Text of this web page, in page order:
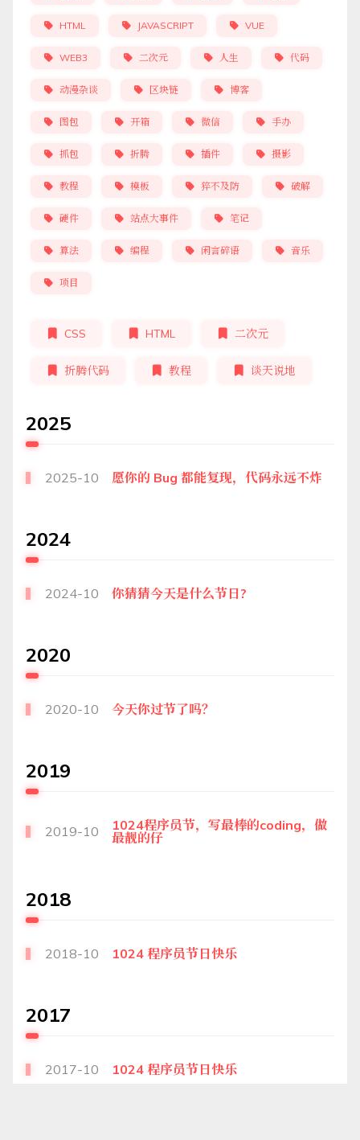
HTML JAVASCRIPT VUE
WEB3 二次元 人生 代码
动漫杂谈 区块链 博客
图包 开箱 微信 手办
抓包 折腾 插件 摄影
教程 模板 猝不及防 破解
硬件 站点大事件 笔记
算法 编程 闲言碎语 音乐
项目
CSS HTML 二次元
折腾代码 教程 谈天说地
2025
2025-10 愿你的 Bug 都能复现，代码永远不炸
2024
2024-10 你猜猜今天是什么节日?
2020
2020-10 今天你过节了吗？
2019
2019-10
1024程序员节，写最棒的coding，做
最靓的仔
2018
2018-10 1024 程序员节日快乐
2017
2017-10 1024 程序员节日快乐